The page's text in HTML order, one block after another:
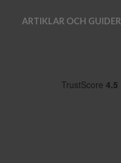
ARTIKLAR OCH GUIDER